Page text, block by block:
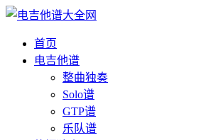
首页
电吉他谱
整曲独奏
Solo谱
GTP谱
乐队谱